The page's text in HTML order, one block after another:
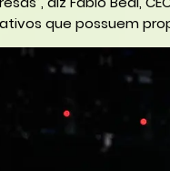
que possuem